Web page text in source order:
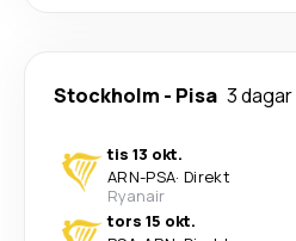
Stockholm - Pisa 3 dagar
tis 13 okt.
ARN-PSA· Direkt
Ryanair
tors 15 okt.